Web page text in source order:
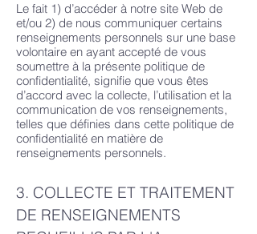
Le fait 1) d’accéder à notre site Web de
et/ou 2) de nous communiquer certains
renseignements personnels sur une base
volontaire en ayant accepté de vous
soumettre à la présente politique de
confidentialité, signifie que vous êtes
d’accord avec la collecte, l’utilisation et la
communication de vos renseignements,
telles que définies dans cette politique de
confidentialité en matière de
renseignements personnels.
3. COLLECTE ET TRAITEMENT
DE RENSEIGNEMENTS